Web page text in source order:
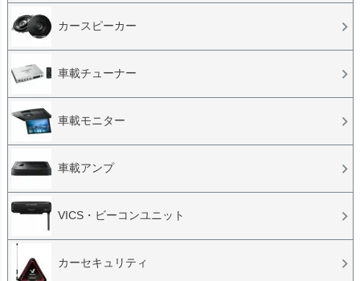
カースピーカー
車載チューナー
車載モニター
車載アンプ
VICS・ビーコンユニット
カーセキュリティ